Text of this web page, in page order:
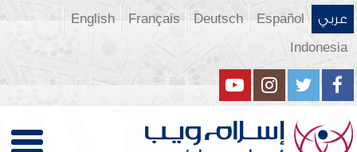
عربي Español
Deutsch
Français
English
Indonesia